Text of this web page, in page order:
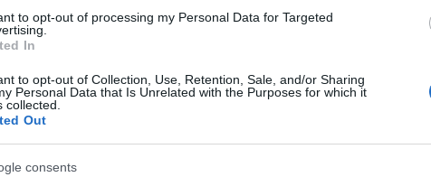
to opt-out of processing my Personal Data for Targeted
In
to opt-out of Collection, Use, Retention, Sale, and/or Sharing
Personal Data that Is Unrelated with the Purposes for which it
collected.
Out
consents